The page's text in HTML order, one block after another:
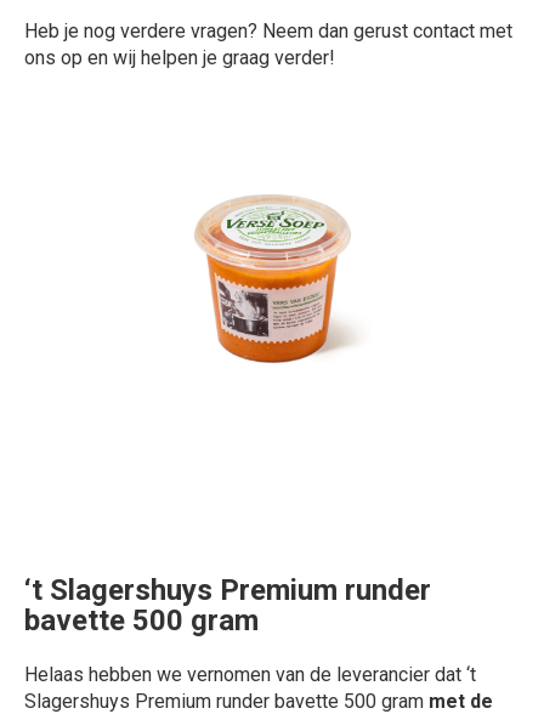
Heb je nog verdere vragen? Neem dan gerust contact met
ons op en wij helpen je graag verder!
‘t Slagershuys Premium runder
bavette 500 gram
Helaas hebben we vernomen van de leverancier dat ‘t
Slagershuys Premium runder bavette 500 gram met de